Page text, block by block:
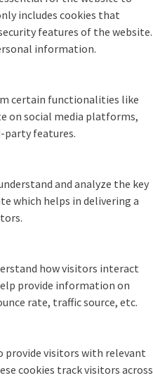
includes cookies that
features of the website.
information.
certain functionalities like
on social media platforms,
party features.
and analyze the key
which helps in delivering a
how visitors interact
provide information on
rate, traffic source, etc.
provide visitors with relevant
cookies track visitors across